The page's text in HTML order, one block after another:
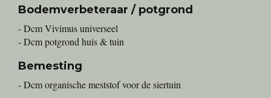
Bodemverbeteraar / potgrond
- Dcm Vivimus universeel
- Dcm potgrond huis & tuin
Bemesting
- Dcm organische meststof voor de siertuin